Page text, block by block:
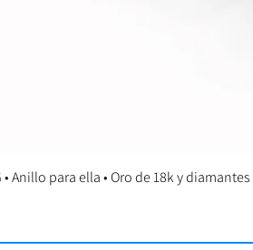
• Anillo para ella • Oro de 18k y diamantes